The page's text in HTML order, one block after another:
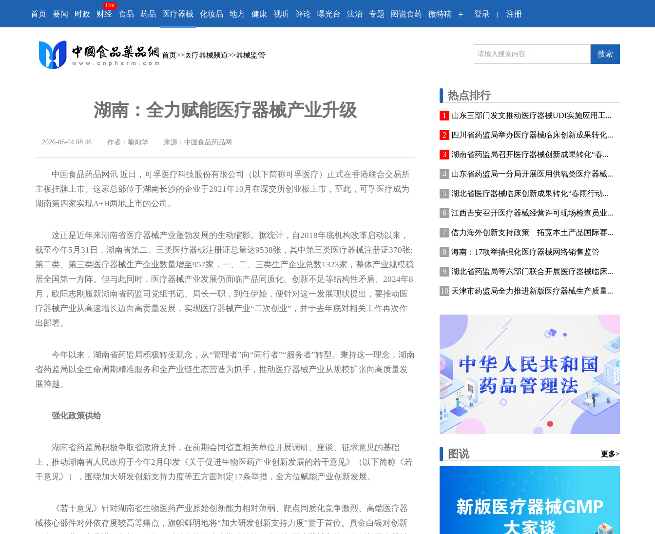
首页 要闻 时政 财经
Hot
食品 药品 医疗器械 化妆品 地方 健康 视听 评论 曝光台 法治 专题 图说食药 微特稿 + 登录 | 注册
首页>>医疗器械频道>>器械监管 搜索
湖南：全力赋能医疗器械产业升级
2026-06-04 08:46 作者：喻灿华 来源：中国食品药品网
中国食品药品网讯 近日，可孚医疗科技股份有限公司（以下简称可孚医疗）正式在香港联合交易所
主板挂牌上市。这家总部位于湖南长沙的企业于2021年10月在深交所创业板上市，至此，可孚医疗成为
湖南第四家实现A+H两地上市的公司。
这正是近年来湖南省医疗器械产业蓬勃发展的生动缩影。据统计，自2018年底机构改革启动以来，
载至今年5月31日，湖南省第二、三类医疗器械注册证总量达9538张，其中第三类医疗器械注册证370张;
第二类、第三类医疗器械生产企业数量增至957家，一、二、三类生产企业总数1323家，整体产业规模稳
居全国第一方阵。但与此同时，医疗器械产业发展仍面临产品同质化、创新不足等结构性矛盾。2024年8
月，欧阳志刚履新湖南省药监司党组书记、局长一职，到任伊始，便针对这一发展现状提出，要推动医
疗器械产业从高速增长迈向高贡量发展，实现医疗器械产业“二次创业”，并于去年底对相关工作再次作
出部署。
今年以来，湖南省药监局积极转变观念，从“管理者”向“同行者”“服务者”转型。秉持这一理念，湖南
省药监局以全生命周期精准服务和全产业链生态营造为抓手，推动医疗器械产业从规模扩张向高质量发
展跨越。
强化政策供给
湖南省药监局积极争取省政府支持，在前期会同省直相关单位开展调研、座谈、征求意见的基础
上，推动湖南省人民政府于今年2月印发《关于促进生物医药产业创新发展的若干意见》（以下简称《若
干意见》），围绕加大研发创新支持力度等五方面制定17条举措，全方位赋能产业创新发展。
《若干意见》针对湖南省生物医药产业原始创新能力相对薄弱、靶点同质化竞争激烈、高端医疗器
械核心部件对外依存度较高等痛点，旗帜鲜明地将“加大研发创新支持力度”置于首位。真金白银对创新
热点排行
山东三部门发文推动医疗器械UDI实施应用工...
四川省药监局举办医疗器械临床创新成果转化...
湖南省药监局召开医疗器械创新成果转化“春...
山东省药监局一分局开展医用供氧类医疗器械...
湖北省医疗器械临床创新成果转化“春雨行动...
江西吉安召开医疗器械经营许可现场检查员业...
借力海外创新支持政策 拓宽本土产品国际赛...
海南：17项举措强化医疗器械网络销售监管
湖北省药监局等六部门联合开展医疗器械临床...
天津市药监局全力推进新版医疗器械生产质量...
图说 更多>